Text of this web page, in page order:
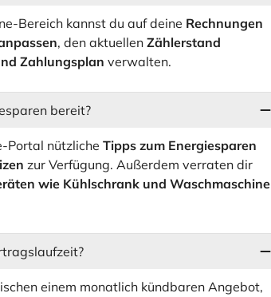
Bereich kannst du auf deine Rechnungen
, den aktuellen Zählerstand
Zahlungsplan verwalten.
bereit?
Portal nützliche Tipps zum Energiesparen
zur Verfügung. Außerdem verraten dir
wie Kühlschrank und Waschmaschine
einem monatlich kündbaren Angebot,